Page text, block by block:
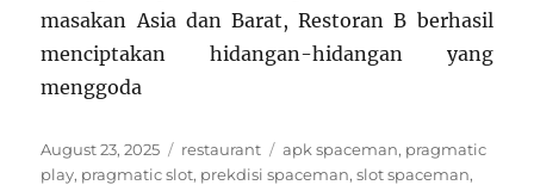
masakan Asia dan Barat, Restoran B berhasil
menciptakan hidangan-hidangan yang
menggoda
Posted
on
August 23, 2025 Categories
restaurant Tags
apk spaceman, pragmatic
play, pragmatic slot, prekdisi spaceman,slot spaceman,